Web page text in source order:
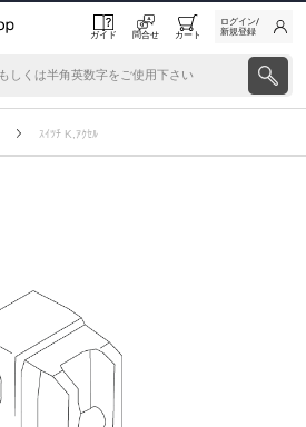
ガイド 問合せ カート
ログイン/
新規登録
ｽｲﾂﾁ K,ｱｸｾﾙ